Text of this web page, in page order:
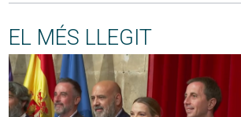
EL MÉS LLEGIT